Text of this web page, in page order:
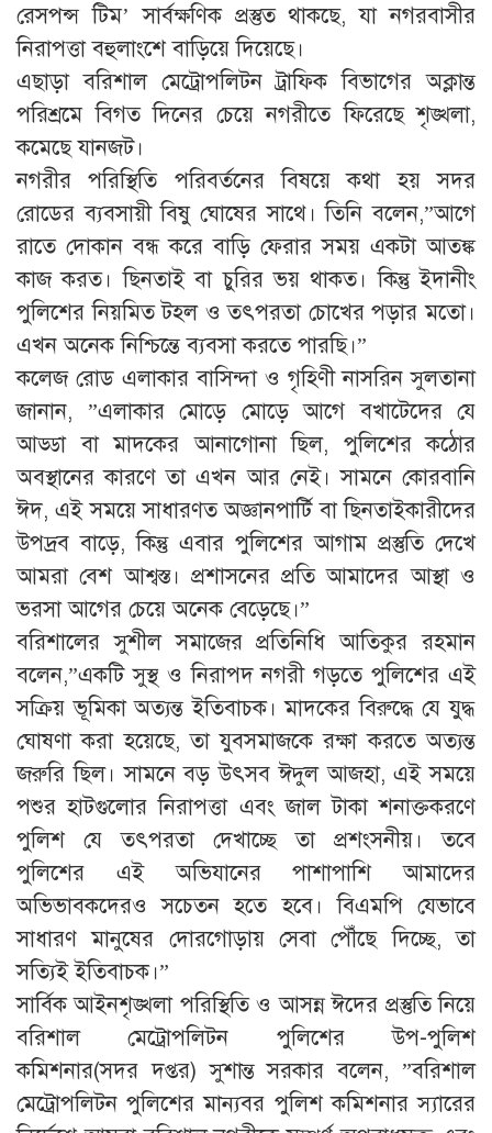
রেসপন্স টিম’ সার্বক্ষণিক প্রস্তুত থাকছে, যা নগরবাসীর
নিরাপত্তা বহুলাংশে বাড়িয়ে দিয়েছে।
এছাড়া বরিশাল মেট্রোপলিটন ট্রাফিক বিভাগের অক্লান্ত
পরিশ্রমে বিগত দিনের চেয়ে নগরীতে ফিরেছে শৃঙ্খলা,
কমেছে যানজট।
​নগরীর পরিস্থিতি পরিবর্তনের বিষয়ে কথা হয় সদর
রোডের ব্যবসায়ী বিষু ঘোষের সাথে। তিনি বলেন,​”আগে
রাতে দোকান বন্ধ করে বাড়ি ফেরার সময় একটা আতঙ্ক
কাজ করত। ছিনতাই বা চুরির ভয় থাকত। কিন্তু ইদানীং
পুলিশের নিয়মিত টহল ও তৎপরতা চোখের পড়ার মতো।
এখন অনেক নিশ্চিন্তে ব্যবসা করতে পারছি।”
কলেজ রোড এলাকার বাসিন্দা ও গৃহিণী নাসরিন সুলতানা
জানান, ​”এলাকার মোড়ে মোড়ে আগে বখাটেদের যে
আড্ডা বা মাদকের আনাগোনা ছিল, পুলিশের কঠোর
অবস্থানের কারণে তা এখন আর নেই। সামনে কোরবানি
ঈদ, এই সময়ে সাধারণত অজ্ঞানপার্টি বা ছিনতাইকারীদের
উপদ্রব বাড়ে, কিন্তু এবার পুলিশের আগাম প্রস্তুতি দেখে
আমরা বেশ আশ্বস্ত। প্রশাসনের প্রতি আমাদের আস্থা ও
ভরসা আগের চেয়ে অনেক বেড়েছে।”
​বরিশালের সুশীল সমাজের প্রতিনিধি আতিকুর রহমান
বলেন,​”একটি সুস্থ ও নিরাপদ নগরী গড়তে পুলিশের এই
সক্রিয় ভূমিকা অত্যন্ত ইতিবাচক। মাদকের বিরুদ্ধে যে যুদ্ধ
ঘোষণা করা হয়েছে, তা যুবসমাজকে রক্ষা করতে অত্যন্ত
জরুরি ছিল। সামনে বড় উৎসব ঈদুল আজহা, এই সময়ে
পশুর হাটগুলোর নিরাপত্তা এবং জাল টাকা শনাক্তকরণে
পুলিশ যে তৎপরতা দেখাচ্ছে তা প্রশংসনীয়। তবে
পুলিশের এই অভিযানের পাশাপাশি আমাদের
অভিভাবকদেরও সচেতন হতে হবে। বিএমপি যেভাবে
সাধারণ মানুষের দোরগোড়ায় সেবা পৌঁছে দিচ্ছে, তা
সত্যিই ইতিবাচক।”
সার্বিক আইনশৃঙ্খলা পরিস্থিতি ও আসন্ন ঈদের প্রস্তুতি নিয়ে
বরিশাল মেট্রোপলিটন পুলিশের উপ-পুলিশ
কমিশনার(সদর দপ্তর) সুশান্ত সরকার বলেন, ​”বরিশাল
মেট্রোপলিটন পুলিশের মান্যবর পুলিশ কমিশনার স্যারের